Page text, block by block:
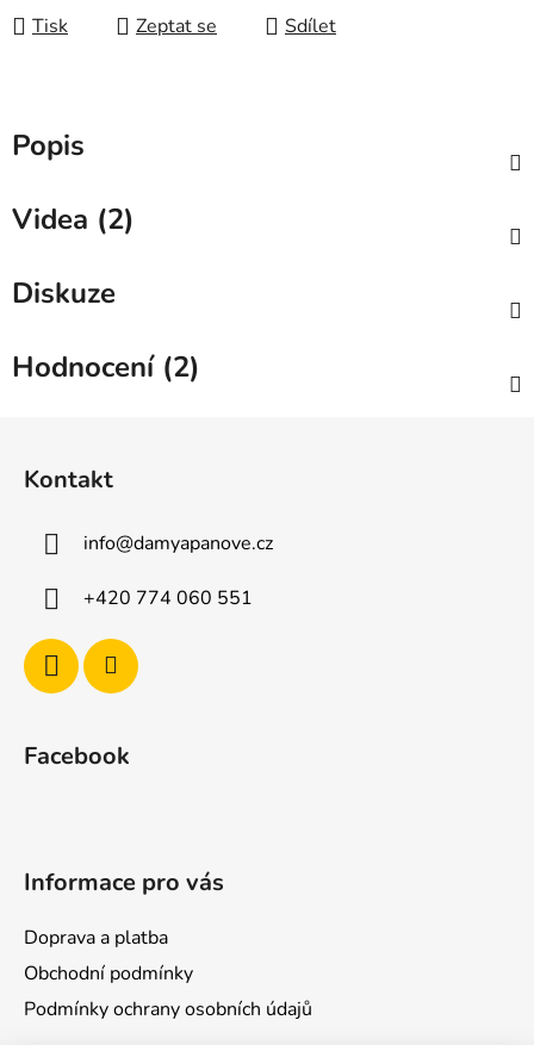
Tisk Zeptat se Sdílet
Popis
Videa (2)
Diskuze
Hodnocení (2)
Kontakt
info@damyapanove.cz
+420 774 060 551
Facebook
Informace pro vás
Doprava a platba
Obchodní podmínky
Podmínky ochrany osobních údajů